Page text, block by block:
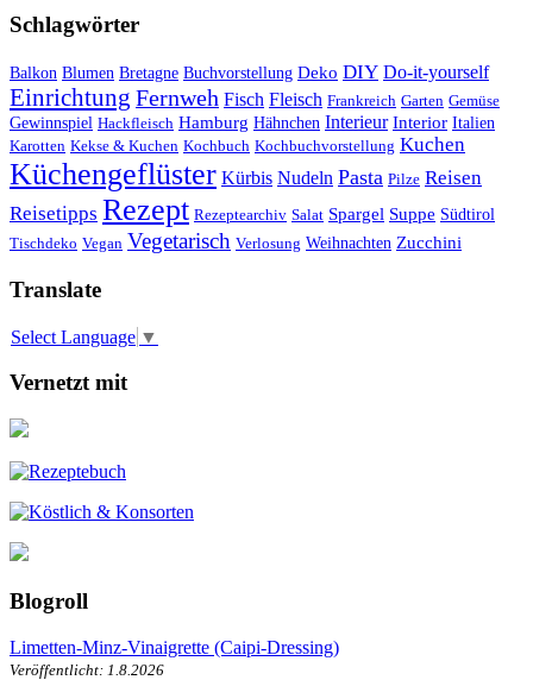
Schlagwörter
Balkon Blumen Bretagne Buchvorstellung Deko DIY Do-it-yourself
Einrichtung Fernweh Fisch Fleisch Frankreich Garten Gemüse
Gewinnspiel Hackfleisch Hamburg Hähnchen Interieur Interior Italien
Karotten Kekse & Kuchen Kochbuch Kochbuchvorstellung Kuchen
Küchengeflüster Kürbis Nudeln Pasta Pilze Reisen
Reisetipps Rezept Rezeptearchiv Salat Spargel Suppe Südtirol
Tischdeko Vegan Vegetarisch Verlosung Weihnachten Zucchini
Translate
Select Language ▼
Vernetzt mit
Blogroll
Limetten-Minz-Vinaigrette (Caipi-Dressing)
Veröffentlicht: 1.8.2026